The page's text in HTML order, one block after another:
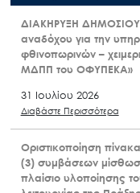
ΔΙΑΚΗΡΥΞΗ ΔΗΜΟΣΙΟΥ
αναδόχου για την
φθινοπωρινών –
ΜΔΠΠ του ΟΦΥΠΕΚΑ»
31 Ιουλίου 2026
Διαβάστε Περισσότερα
Οριστικοποίηση
(3) συμβάσεων
πλαίσιο υλοποίησης